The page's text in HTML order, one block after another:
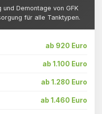
Demontage von GFK
für alle Tanktypen.
ab 920 Euro
ab 1.100 Euro
ab 1.280 Euro
ab 1.460 Euro